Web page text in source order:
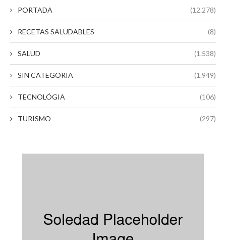
PORTADA (12.278)
RECETAS SALUDABLES (8)
SALUD (1.538)
SIN CATEGORIA (1.949)
TECNOLÓGIA (106)
TURISMO (297)